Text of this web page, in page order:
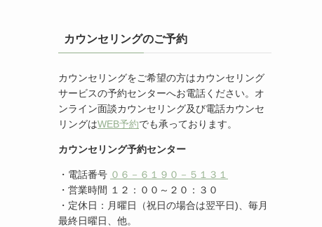
カウンセリングのご予約
カウンセリングをご希望の方はカウンセリング
サービスの予約センターへお電話ください。オ
ンライン面談カウンセリング及び電話カウンセ
リングはWEB予約でも承っております。
カウンセリング予約センター
・電話番号 ０６－６１９０－５１３１
・営業時間 １２：００～２０：３０
・定休日：月曜日（祝日の場合は翌平日)、毎月
最終日曜日、他。